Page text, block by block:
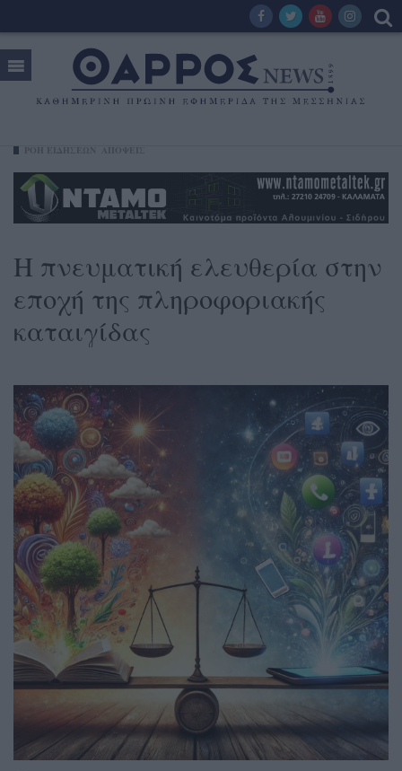
Η πνευματική ελευθερία στην
εποχή της πληροφοριακής
καταιγίδας